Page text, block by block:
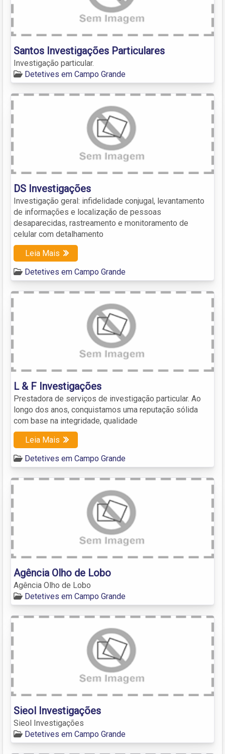
Santos Investigações Particulares
Investigação particular.
Detetives em Campo Grande
DS Investigações
Investigação geral: infidelidade conjugal, levantamento
de informações e localização de pessoas
desaparecidas, rastreamento e monitoramento de
celular com detalhamento
Leia Mais
Detetives em Campo Grande
L & F Investigações
Prestadora de serviços de investigação particular. Ao
longo dos anos, conquistamos uma reputação sólida
com base na integridade, qualidade
Leia Mais
Detetives em Campo Grande
Agência Olho de Lobo
Agência Olho de Lobo
Detetives em Campo Grande
Sieol Investigações
Sieol Investigações
Detetives em Campo Grande